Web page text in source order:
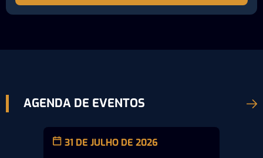
AGENDA DE EVENTOS
31 DE JULHO DE 2026